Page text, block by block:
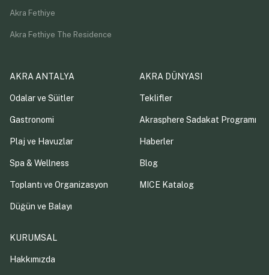
Akra Fethiye
Akra Fethiye The Residence
AKRA ANTALYA
Odalar ve Süitler
Gastronomi
Plaj ve Havuzlar
Spa & Wellness
Toplantı ve Organizasyon
Düğün ve Balayı
AKRA DÜNYASI
Teklifler
Akrasphere Sadakat Programı
Haberler
Blog
MICE Katalog
KURUMSAL
Hakkımızda